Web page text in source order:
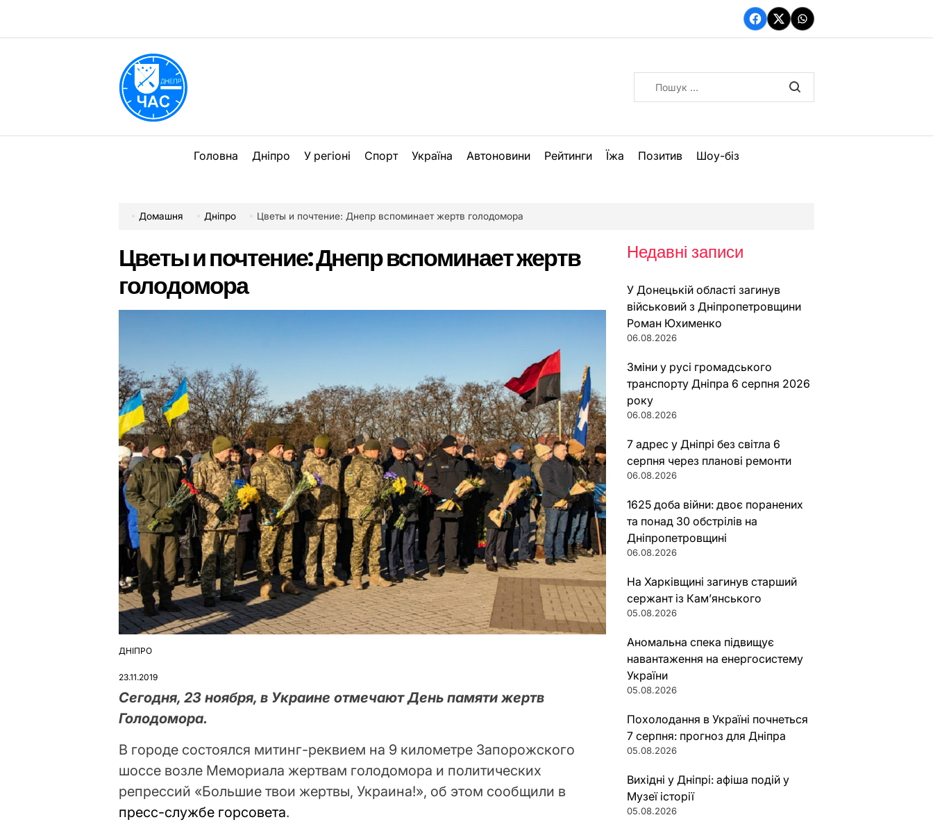
вмісту
Facebook
TwitterWhatsApp
Головна Дніпро У регіоні Спорт Україна Автоновини Рейтинги Їжа Позитив Шоу-біз
Домашня Дніпро Цветы и почтение: Днепр вспоминает жертв голодомора
Цветы и почтение: Днепр вспоминает жертв
голодомора
ОПУБЛІКУВАТИ
ДНІПРО
23.11.2019
Сегодня, 23 ноября, в Украине отмечают День памяти жертв
Голодомора.
В городе состоялся митинг-реквием на 9 километре Запорожского
шоссе возле Мемориала жертвам голодомора и политических
репрессий «Большие твои жертвы, Украина!», об этом сообщили в
пресс-службе горсовета.
Недавні записи
У Донецькій області загинув
військовий з Дніпропетровщини
Роман Юхименко
06.08.2026
Зміни у русі громадського
транспорту Дніпра 6 серпня 2026
року
06.08.2026
7 адрес у Дніпрі без світла 6
серпня через планові ремонти
06.08.2026
1625 доба війни: двоє поранених
та понад 30 обстрілів на
Дніпропетровщині
06.08.2026
На Харківщині загинув старший
сержант із Кам’янського
05.08.2026
Аномальна спека підвищує
навантаження на енергосистему
України
05.08.2026
Похолодання в Україні почнеться
7 серпня: прогноз для Дніпра
05.08.2026
Вихідні у Дніпрі: афіша подій у
Музеї історії
05.08.2026